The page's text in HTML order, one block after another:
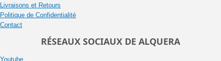
Livraisons et Retours
Politique de Confidentialité
Contact
RÉSEAUX SOCIAUX DE ALQUERA
Youtube